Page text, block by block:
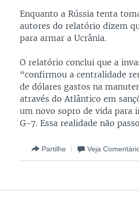
Enquanto a Rússia tenta
autores do relatório dizem
para armar a Ucrânia.
O relatório conclui que a
“confirmou a centralidade
de dólares gastos na
através do Atlântico em
um novo sopro de vida para
G-7. Essa realidade não
Partilhe Veja